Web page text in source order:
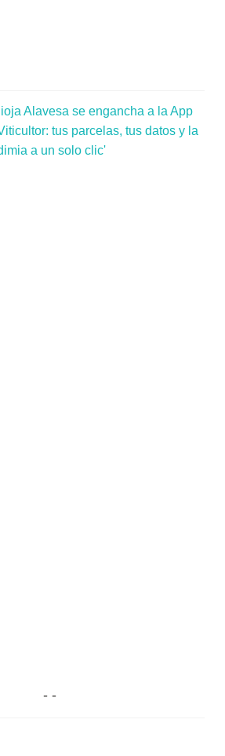
Alavesa se engancha a la App
tus parcelas, tus datos y la
a un solo clic'